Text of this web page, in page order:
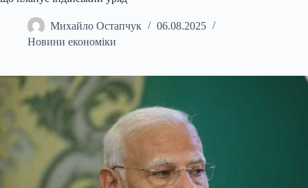
Михайло Остапчук
06.08.2025
Новини економіки